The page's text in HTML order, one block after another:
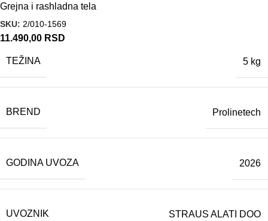
Grejna i rashladna tela
SKU: 2/010-1569
11.490,00 RSD
TEŽINA 5 kg
BREND Prolinetech
GODINA UVOZA 2026
UVOZNIK STRAUS ALATI DOO